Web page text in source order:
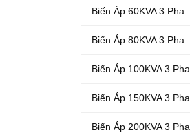
Biến Áp 60KVA 3 Pha
Biến Áp 80KVA 3 Pha
Biến Áp 100KVA 3 Pha
Biến Áp 150KVA 3 Pha
Biến Áp 200KVA 3 Pha